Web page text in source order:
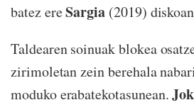
batez ereSargia (2019)
Taldearen soinuak blokea
zirimoletan zein berehala
moduko erabatekotasunean.